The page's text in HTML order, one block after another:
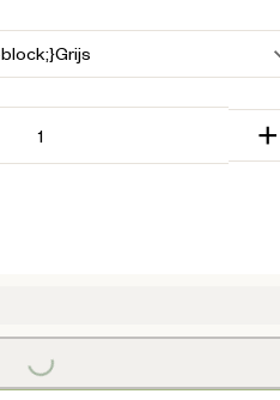
+
Loading...